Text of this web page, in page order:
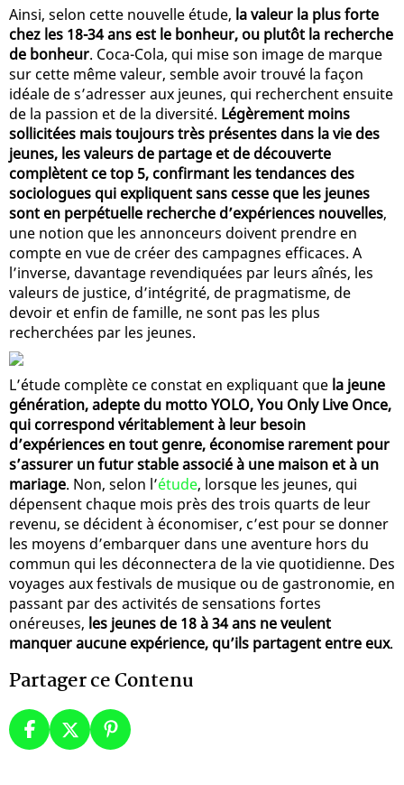
Ainsi, selon cette nouvelle étude, la valeur la plus forte
chez les 18-34 ans est le bonheur, ou plutôt la recherche
de bonheur. Coca-Cola, qui mise son image de marque
sur cette même valeur, semble avoir trouvé la façon
idéale de s’adresser aux jeunes, qui recherchent ensuite
de la passion et de la diversité. Légèrement moins
sollicitées mais toujours très présentes dans la vie des
jeunes, les valeurs de partage et de découverte
complètent ce top 5, confirmant les tendances des
sociologues qui expliquent sans cesse que les jeunes
sont en perpétuelle recherche d’expériences nouvelles,
une notion que les annonceurs doivent prendre en
compte en vue de créer des campagnes efficaces. A
l’inverse, davantage revendiquées par leurs aînés, les
valeurs de justice, d’intégrité, de pragmatisme, de
devoir et enfin de famille, ne sont pas les plus
recherchées par les jeunes.
L’étude complète ce constat en expliquant que la jeune
génération, adepte du motto YOLO, You Only Live Once,
qui correspond véritablement à leur besoin
d’expériences en tout genre, économise rarement pour
s’assurer un futur stable associé à une maison et à un
mariage. Non, selon l’étude, lorsque les jeunes, qui
dépensent chaque mois près des trois quarts de leur
revenu, se décident à économiser, c’est pour se donner
les moyens d’embarquer dans une aventure hors du
commun qui les déconnectera de la vie quotidienne. Des
voyages aux festivals de musique ou de gastronomie, en
passant par des activités de sensations fortes
onéreuses, les jeunes de 18 à 34 ans ne veulent
manquer aucune expérience, qu’ils partagent entre eux.
Partager ce Contenu